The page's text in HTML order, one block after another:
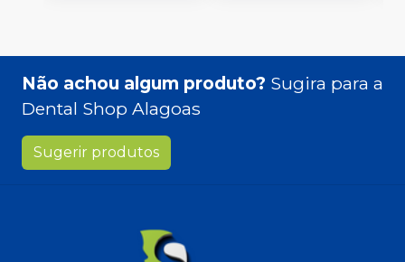
Não achou algum produto? Sugira para a
Dental Shop Alagoas
Sugerir produtos